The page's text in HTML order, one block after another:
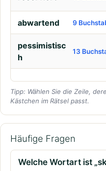
abwartend 9
pessimistisc
h
13
Tipp: Wählen Sie die Zeile,
Kästchen im Rätsel passt.
Häufige Fragen
Welche Wortart ist